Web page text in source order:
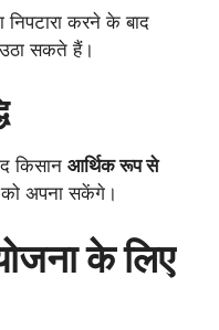
करने के बाद
सकते हैं।
किसानआर्थिक रूप से
अपना सकेंगे।
के लिए